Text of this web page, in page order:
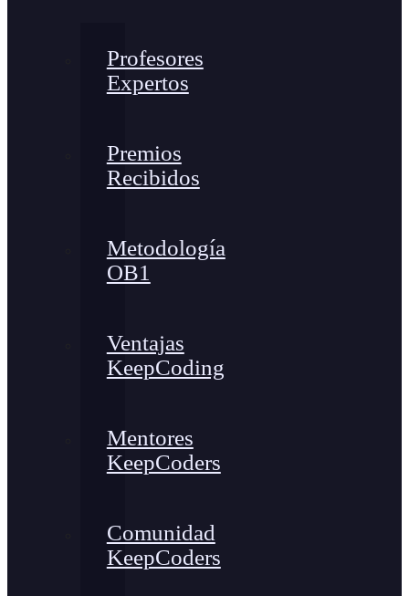
Profesores
Expertos
Premios
Recibidos
Metodología
OB1
Ventajas
KeepCoding
Mentores
KeepCoders
Comunidad
KeepCoders